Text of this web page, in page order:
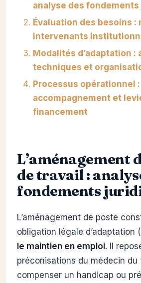
analyse des
Évaluation des besoins :
intervenants
Modalités d’adaptation :
techniques et
Processus opérationnel :
accompagnement et
financement
L’aménagement
de travail :
fondements
L’aménagement de poste
obligation légale d’adaptation
le maintien en emploi. Il
préconisations du médecin du
compenser un handicap ou